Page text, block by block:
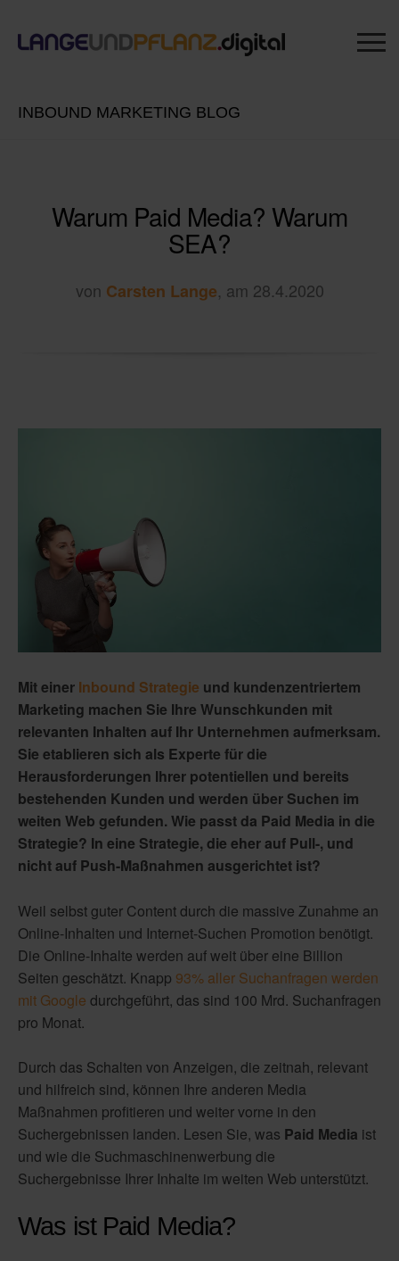
INBOUND MARKETING BLOG
Warum Paid Media? Warum
SEA?
von Carsten Lange, am 28.4.2020
Mit einer Inbound Strategie und kundenzentriertem
Marketing machen Sie Ihre Wunschkunden mit
relevanten Inhalten auf Ihr Unternehmen aufmerksam.
Sie etablieren sich als Experte für die
Herausforderungen Ihrer potentiellen und bereits
bestehenden Kunden und werden über Suchen im
weiten Web gefunden. Wie passt da Paid Media in die
Strategie? In eine Strategie, die eher auf Pull-, und
nicht auf Push-Maßnahmen ausgerichtet ist?
Weil selbst guter Content durch die massive Zunahme an
Online-Inhalten und Internet-Suchen Promotion benötigt.
Die Online-Inhalte werden auf weit über eine Billion
Seiten geschätzt. Knapp 93% aller Suchanfragen werden
mit Google durchgeführt, das sind 100 Mrd. Suchanfragen
pro Monat.
Durch das Schalten von Anzeigen, die zeitnah, relevant
und hilfreich sind, können Ihre anderen Media
Maßnahmen profitieren und weiter vorne in den
Suchergebnissen landen. Lesen Sie, was Paid Media ist
und wie die Suchmaschinenwerbung die
Suchergebnisse Ihrer Inhalte im weiten Web unterstützt.
Was ist Paid Media?